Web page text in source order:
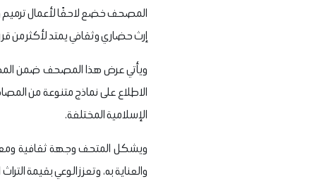
المصحف خضع لاحقًا لأعمال ترميم
إرث حضاري وثقافي يمتد لأكثر من
ويأتي عرض هذا المصحف ضمن
الاطلاع على نماذج متنوعة من
الإسلامية المختلفة.
ويشكل المتحف وجهة ثقافية
والعناية به، وتعزز الوعي بقيمة